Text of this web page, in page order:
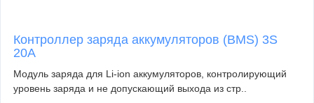
Контроллер заряда аккумуляторов (BMS) 3S
20A
Модуль заряда для Li-ion аккумуляторов, контролирующий
уровень заряда и не допускающий выхода из стр..